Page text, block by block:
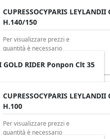
CUPRESSOCYPARIS
H.140/150
Per visualizzare prezzi e
quantità è necessario
utenti abilitati dall'azienda.
GOLD RIDER Ponpon Clt 35
CUPRESSOCYPARIS
H.100
Per visualizzare prezzi e
quantità è necessario